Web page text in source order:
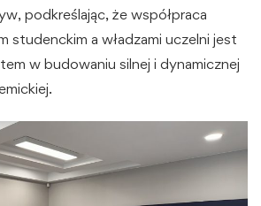
podkreślając, że współpraca
studenckim a władzami uczelni jest
w budowaniu silnej i dynamicznej